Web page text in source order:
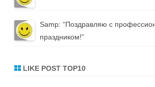
Samp: “Поздравляю с
праздником!”
LIKE POST TOP10